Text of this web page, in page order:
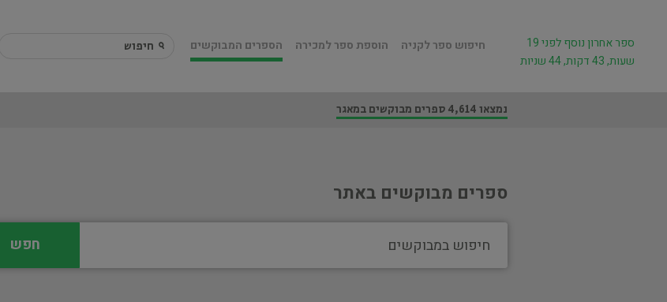
חיפוש ספר לקניה הוספת ספר למכירה הספרים המבוקשים
ספר אחרון נוסף לפני 19
שעות, 43 דקות, 44 שניות
נמצאו 4,614 ספרים מבוקשים במאגר
ספרים מבוקשים באתר
חפש